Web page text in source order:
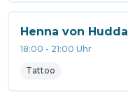
Henna von Hudda
18:00 - 21:00 Uhr
Tattoo